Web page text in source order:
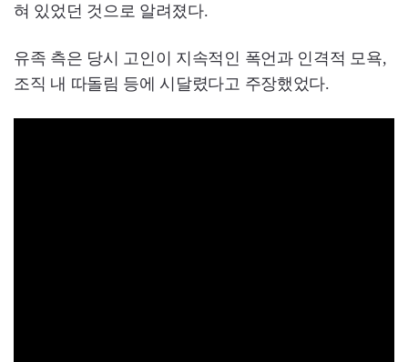
혀 있었던 것으로 알려졌다.
유족 측은 당시 고인이 지속적인 폭언과 인격적 모욕,
조직 내 따돌림 등에 시달렸다고 주장했었다.